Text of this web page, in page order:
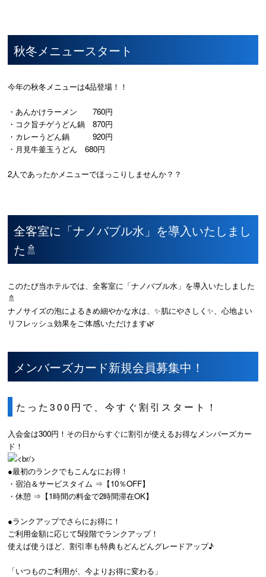
秋冬メニュースタート
今年の秋冬メニューは4品登場！！
・あんかけラーメン 760円
・コク旨チゲうどん鍋 870円
・カレーうどん鍋 920円
・月見牛釜玉うどん 680円
2人であったかメニューでほっこりしませんか？？
全客室に「ナノバブル水」を導入いたしまし
た🚿
このたび当ホテルでは、全客室に「ナノバブル水」を導入いたしました
🚿
ナノサイズの泡によるきめ細やかな水は、✨肌にやさしく✨、心地よい
リフレッシュ効果をご体感いただけます🌿
メンバーズカード新規会員募集中！
たった300円で、今すぐ割引スタート！
入会金は300円！その日からすぐに割引が使えるお得なメンバーズカー
ド！
●最初のランクでもこんなにお得！
・宿泊＆サービスタイム ⇒【10％OFF】
・休憩 ⇒【1時間の料金で2時間滞在OK】
●ランクアップでさらにお得に！
ご利用金額に応じて5段階でランクアップ！
使えば使うほど、割引率も特典もどんどんグレードアップ♪
「いつものご利用が、今よりお得に変わる」